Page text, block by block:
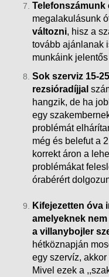
Telefonszámunk
megalakulásunk
változni, hisz a
tovább ajánlanak
munkáink
Sok szerviz 15-
rezsióradíjjal
hangzik, de ha
egy
problémát
még és belefut a
korrekt áron a
problémákat
órabérért
Kifejezetten óva
amelyeknek
a villanybojler
hétköznapján
egy szervíz,
Mivel ezek a